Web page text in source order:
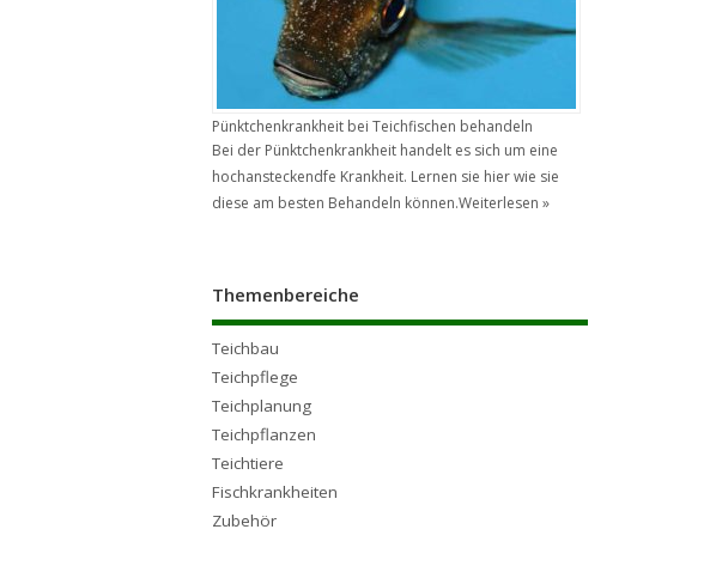
Pünktchenkrankheit bei Teichfischen behandeln
Bei der Pünktchenkrankheit handelt es sich um eine
hochansteckendfe Krankheit. Lernen sie hier wie sie
diese am besten Behandeln können.Weiterlesen »
Themenbereiche
Teichbau
Teichpflege
Teichplanung
Teichpflanzen
Teichtiere
Fischkrankheiten
Zubehör